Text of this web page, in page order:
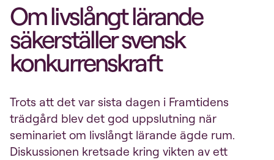
Om livslångt lärande
säkerställer svensk
konkurrenskraft
Trots att det var sista dagen i Framtidens
trädgård blev det god uppslutning när
seminariet om livslångt lärande ägde rum.
Diskussionen kretsade kring vikten av ett